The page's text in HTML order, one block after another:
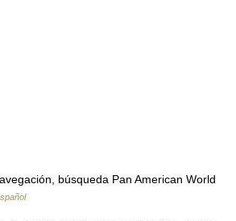
búsqueda Pan American World